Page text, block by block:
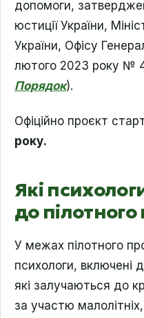
допомоги,
юстиції України,
України, Офісу
лютого 2023 року №
Порядок).
Офіційно проєкт
року.
Які
до пілотного
У межах пілотного
психологи, включені
які залучаються до
за участю